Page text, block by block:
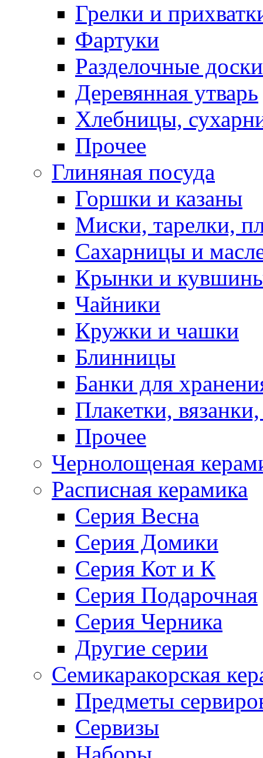
Грелки и
Фартуки
Разделочные доски
Деревянная утварь
Хлебницы,
Прочее
Глиняная посуда
Горшки и казаны
Миски, тарелки,
Сахарницы и
Крынки и
Чайники
Кружки и чашки
Блинницы
Банки для
Плакетки,
Прочее
Чернолощеная
Расписная керамика
Серия Весна
Серия Домики
Серия Кот и К
Серия Подарочная
Серия Черника
Другие серии
Семикаракорская
Предметы
Сервизы